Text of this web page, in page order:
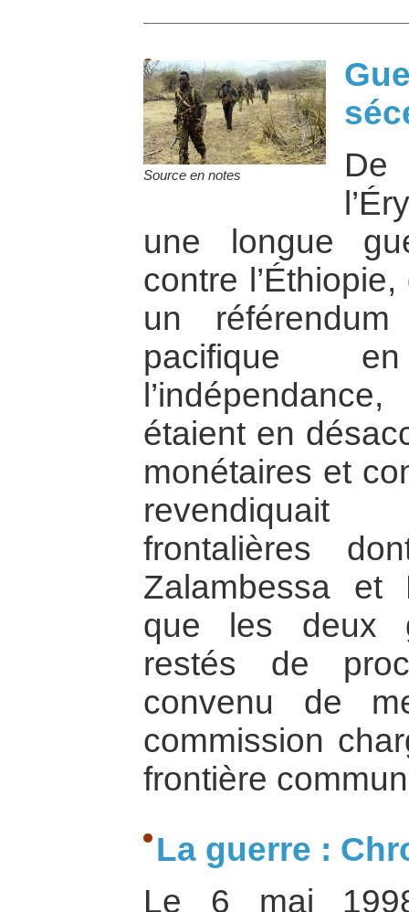
Source en notes
une longue
contre
un
pacifique
étaient en
monétaires et
revendiquait
frontalières
Zalambessa et
que les deux
restés de
convenu de
commission
frontière
La guerre :
Le 6 mai